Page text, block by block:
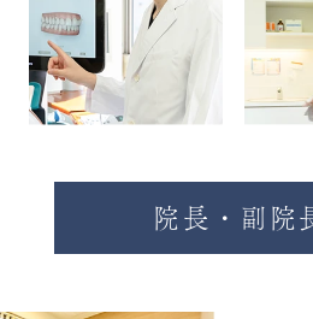
院長・副院